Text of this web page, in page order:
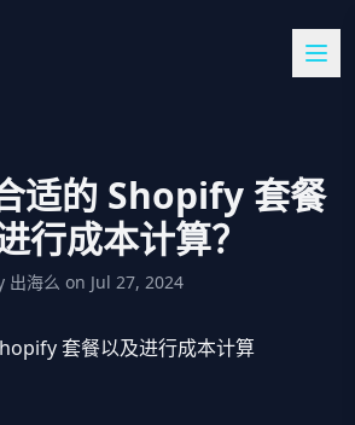
适的 Shopify 套餐
行成本计算？
出海么 on Jul 27, 2024